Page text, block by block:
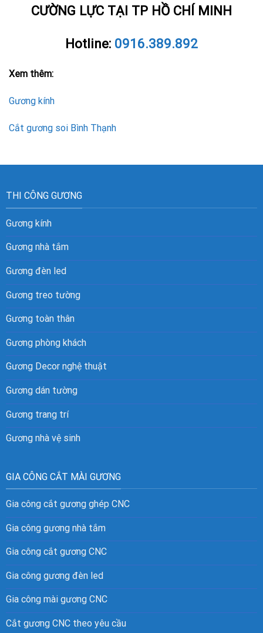
CƯỜNG LỰC TẠI TP HỒ CHÍ MINH
Hotline: 0916.389.892
Xem thêm:
Gương kính
Cắt gương soi Bình Thạnh
THI CÔNG GƯƠNG
Gương kính
Gương nhà tắm
Gương đèn led
Gương treo tường
Gương toàn thân
Gương phòng khách
Gương Decor nghệ thuật
Gương dán tường
Gương trang trí
Gương nhà vệ sinh
GIA CÔNG CẮT MÀI GƯƠNG
Gia công cắt gương ghép CNC
Gia công gương nhà tắm
Gia công cắt gương CNC
Gia công gương đèn led
Gia công mài gương CNC
Cắt gương CNC theo yêu cầu